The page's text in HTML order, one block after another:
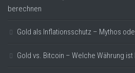
berechnen
Gold als Inflationsschutz – Mythos
Gold vs. Bitcoin – Welche Währung